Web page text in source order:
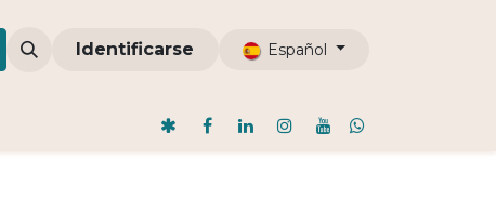
Comunidades ODI Nosotros Blog
Identificarse Español